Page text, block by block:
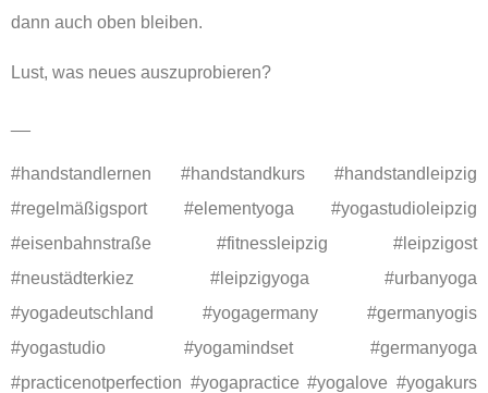
dann auch oben bleiben.
Lust, was neues auszuprobieren?
#handstandlernen #handstandkurs #handstandleipzig
#regelmäßigsport #elementyoga #yogastudioleipzig
#eisenbahnstraße #fitnessleipzig #leipzigost
#neustädterkiez #leipzigyoga #urbanyoga
#yogadeutschland #yogagermany #germanyogis
#yogastudio #yogamindset #germanyoga
#practicenotperfection #yogapractice #yogalove #yogakurs